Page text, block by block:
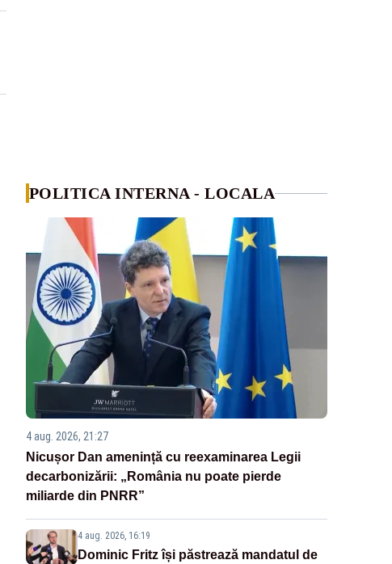
POLITICA INTERNA - LOCALA
4 aug. 2026, 21:27
Nicușor Dan amenință cu reexaminarea Legii
decarbonizării: „România nu poate pierde
miliarde din PNRR”
4 aug. 2026, 16:19
Dominic Fritz își păstrează mandatul de